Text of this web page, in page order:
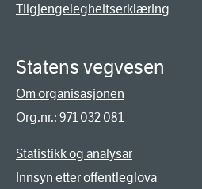
Tilgjengelegheitserklæring
Statens vegvesen
Om organisasjonen
Org.nr.: 971 032 081
Statistikk og analysar
Innsyn etter offentleglova